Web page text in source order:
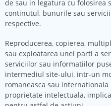
de sau in legatura cu folosirea
continutul, bunurile sau
respective.
Reproducerea, copierea,
sau exploatarea unei parti a
serviciilor sau informatiilor
intermediul site-ului, intr-un
romaneasca sau
proprietate intelectuala,